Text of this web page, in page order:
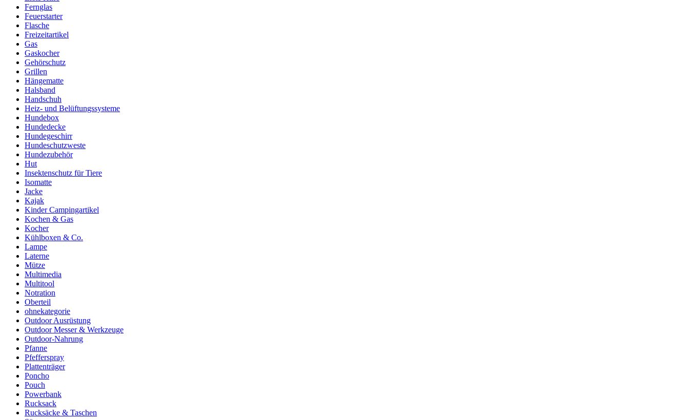
Fernglas
Feuerstarter
Flasche
Freizeitartikel
Gas
Gaskocher
Gehörschutz
Grillen
Hängematte
Halsband
Handschuh
Heiz- und Belüftungssysteme
Hundebox
Hundedecke
Hundegeschirr
Hundeschutzweste
Hundezubehör
Hut
Insektenschutz für Tiere
Isomatte
Jacke
Kajak
Kinder Campingartikel
Kochen & Gas
Kocher
Kühlboxen & Co.
Lampe
Laterne
Mütze
Multimedia
Multitool
Notration
Oberteil
ohnekategorie
Outdoor Ausrüstung
Outdoor Messer & Werkzeuge
Outdoor-Nahrung
Pfanne
Pfefferspray
Plattenträger
Poncho
Pouch
Powerbank
Rucksack
Rucksäcke & Taschen